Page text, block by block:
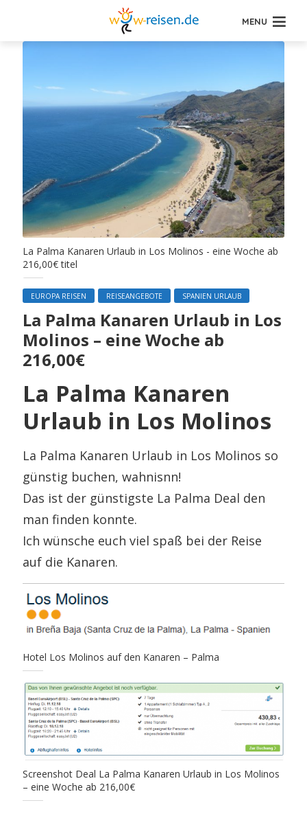
MENU
La Palma Kanaren Urlaub in Los Molinos - eine Woche ab
216,00€ titel
EUROPA REISEN REISEANGEBOTE SPANIEN URLAUB
La Palma Kanaren Urlaub in Los
Molinos – eine Woche ab
216,00€
La Palma Kanaren
Urlaub in Los Molinos
La Palma Kanaren Urlaub in Los Molinos so
günstig buchen, wahnisnn!
Das ist der günstigste La Palma Deal den
man finden konnte.
Ich wünsche euch viel spaß bei der Reise
auf die Kanaren.
Hotel Los Molinos auf den Kanaren – Palma
Screenshot Deal La Palma Kanaren Urlaub in Los Molinos
– eine Woche ab 216,00€